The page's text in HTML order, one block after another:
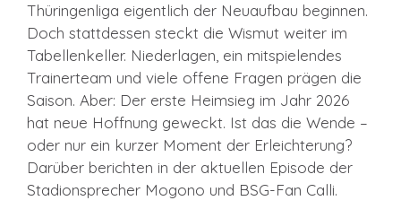
Thüringenliga eigentlich der Neuaufbau beginnen.
Doch stattdessen steckt die Wismut weiter im
Tabellenkeller. Niederlagen, ein mitspielendes
Trainerteam und viele offene Fragen prägen die
Saison. Aber: Der erste Heimsieg im Jahr 2026
hat neue Hoffnung geweckt. Ist das die Wende –
oder nur ein kurzer Moment der Erleichterung?
Darüber berichten in der aktuellen Episode der
Stadionsprecher Mogono und BSG-Fan Calli.